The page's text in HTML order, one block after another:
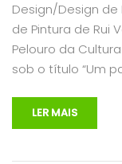
Design/Design de
de Pintura de Rui
Pelouro da
sob o título “Um
LER MAIS